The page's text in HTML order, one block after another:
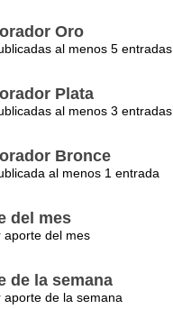
Oro
al menos 5 entradas
Plata
al menos 3 entradas
Bronce
al menos 1 entrada
del mes
aporte del mes
de la semana
aporte de la semana